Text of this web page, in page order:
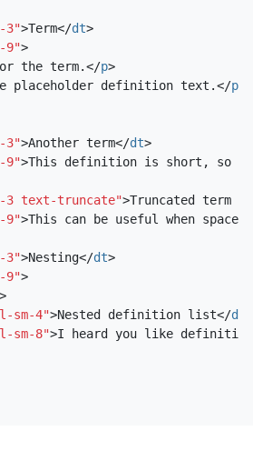
3">Term</dt>
9">
the term.</p>
placeholder definition text.</p
3">Another term</dt>
9">This definition is short, so no
3 text-truncate">Truncated term
9">This can be useful when
3">Nesting</dt>
9">
>
sm-4">Nested definition list</dt
sm-8">I heard you like